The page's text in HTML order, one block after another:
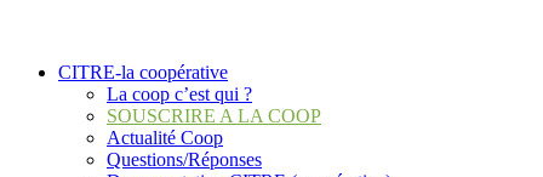
CITRE-la coopérative
La coop c’est qui ?
SOUSCRIRE A LA COOP
Actualité Coop
Questions/Réponses